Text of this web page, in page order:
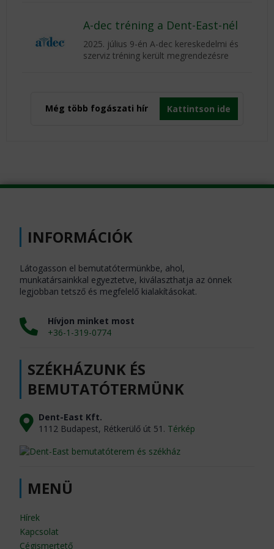
A-dec tréning a Dent-East-nél
2025. július 9-én A-dec kereskedelmi és
szerviz tréning került megrendezésre
Még több fogászati hír Kattintson ide
INFORMÁCIÓK
Látogasson el bemutatótermünkbe, ahol,
munkatársainkkal egyeztetve, kiválaszthatja az önnek
legjobban tetsző és megfelelő kialakításokat.
Hívjon minket most
+36-1-319-0774
SZÉKHÁZUNK ÉS
BEMUTATÓTERMÜNK
Dent-East Kft.
1112 Budapest, Rétkerülő út 51. Térkép
MENÜ
Hírek
Kapcsolat
Cégismertető